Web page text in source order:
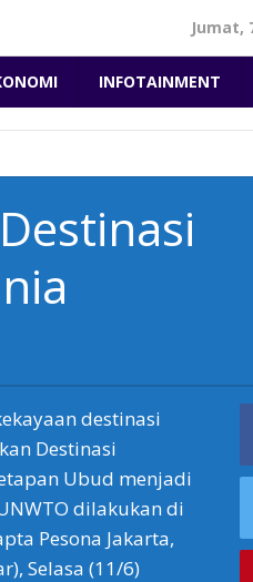
Jumat,
INFOTAINMENT
destinasi
Destinasi
Ubud menjadi
dilakukan di
Pesona Jakarta,
Selasa (11/6)